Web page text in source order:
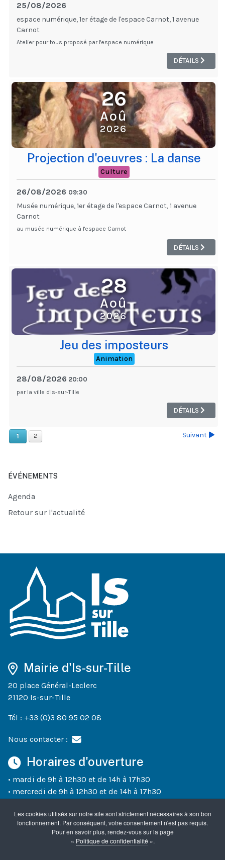
25/08/2026
espace numérique, 1er étage de l'espace Carnot, 1 avenue
Carnot
Atelier pour tous proposé par l'espace numérique
DÉTAILS
26
Aoû
2026
Projection d'oeuvres : La danse
Culture
26/08/2026 09:30
Musée numérique, 1er étage de l'espace Carnot, 1 avenue
Carnot
au musée numérique à l'espace Carnot
DÉTAILS
28
Aoû
2026
Jeu des imposteurs
Animation
28/08/2026 20:00
par la ville d'Is-sur-Tille
DÉTAILS
1 2 Suivant
ÉVÉNEMENTS
Agenda
Retour sur l'actualité
Mairie d'Is-sur-Tille
20 place Général-Leclerc
21120 Is-sur-Tille
Tél : +33 (0)3 80 95 02 08
Nous contacter :
Horaires d'ouverture
• mardi de 9h à 12h30 et de 14h à 17h30
• mercredi de 9h à 12h30 et de 14h à 17h30
• vendredi de 9h à 12h30 et de 14h à 17h30
• un samedi sur deux (semaines paires) de 10h à 12h
Les cookies utilisés sur notre site sont strictement nécessaires à son bon
fonctionnement. Par conséquent, votre consentement n'est pas requis.
Pour en savoir plus, rendez-vous sur la page
« Politique de confidentialité ».